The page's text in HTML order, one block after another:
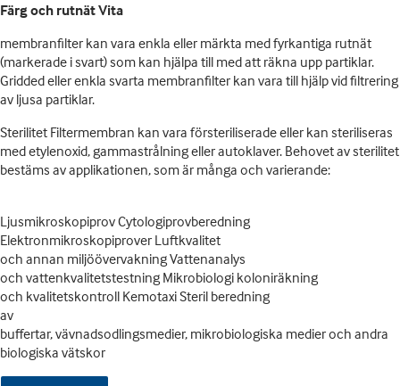
Färg och rutnät Vita
membranfilter kan vara enkla eller märkta med fyrkantiga rutnät
(markerade i svart) som kan hjälpa till med att räkna upp partiklar.
Gridded eller enkla svarta membranfilter kan vara till hjälp vid filtrering
av ljusa partiklar.
Sterilitet Filtermembran kan vara försteriliserade eller kan steriliseras
med etylenoxid, gammastrålning eller autoklaver. Behovet av sterilitet
bestäms av applikationen, som är många och varierande:
Ljusmikroskopiprov Cytologiprovberedning
Elektronmikroskopiprover Luftkvalitet
och annan miljöövervakning Vattenanalys
och vattenkvalitetstestning Mikrobiologi koloniräkning
och kvalitetskontroll Kemotaxi Steril beredning
av
buffertar, vävnadsodlingsmedier, mikrobiologiska medier och andra
biologiska vätskor